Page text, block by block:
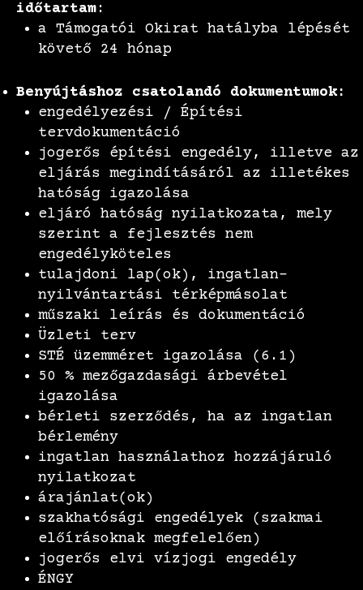
időtartam :
a Támogatói Okirat hatályba lépését
követő 24 hónap
Benyújtáshoz csatolandó dokumentumok:
engedélyezési / Építési
tervdokumentáció
jogerős építési engedély, illetve az
eljárás megindításáról az illetékes
hatóság igazolása
eljáró hatóság nyilatkozata, mely
szerint a fejlesztés nem
engedélyköteles
tulajdoni lap(ok), ingatlan-
nyilvántartási térképmásolat
műszaki leírás és dokumentáció
Üzleti terv
STÉ üzemméret igazolása (6.1)
50 % mezőgazdasági árbevétel
igazolása
bérleti szerződés, ha az ingatlan
bérlemény
ingatlan használathoz hozzájáruló
nyilatkozat
árajánlat(ok)
szakhatósági engedélyek (szakmai
előírásoknak megfelelően)
jogerős elvi vízjogi engedély
ÉNGY